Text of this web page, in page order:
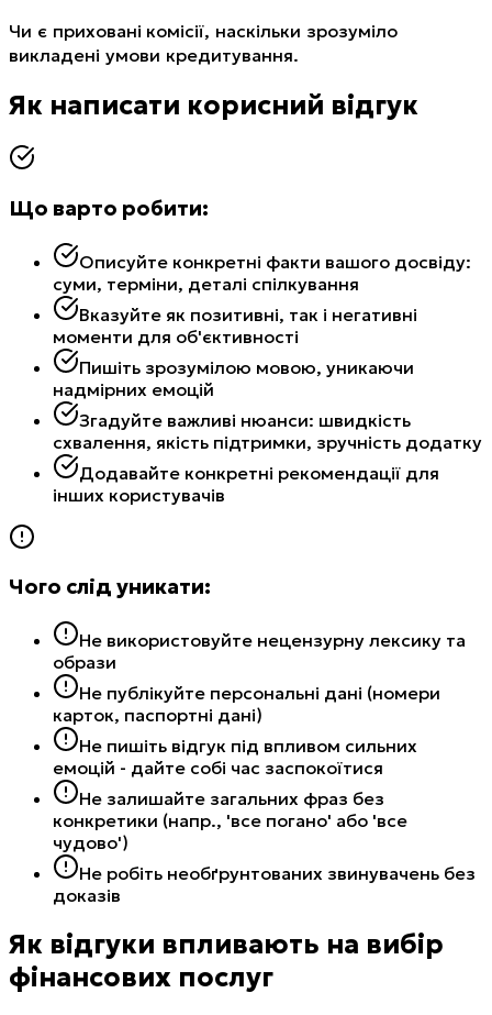
Чи є приховані комісії, наскільки зрозуміло
викладені умови кредитування.
Як написати корисний відгук
Що варто робити:
Описуйте конкретні факти вашого досвіду:
суми, терміни, деталі спілкування
Вказуйте як позитивні, так і негативні
моменти для об'єктивності
Пишіть зрозумілою мовою, уникаючи
надмірних емоцій
Згадуйте важливі нюанси: швидкість
схвалення, якість підтримки, зручність додатку
Додавайте конкретні рекомендації для
інших користувачів
Чого слід уникати:
Не використовуйте нецензурну лексику та
образи
Не публікуйте персональні дані (номери
карток, паспортні дані)
Не пишіть відгук під впливом сильних
емоцій - дайте собі час заспокоїтися
Не залишайте загальних фраз без
конкретики (напр., 'все погано' або 'все
чудово')
Не робіть необґрунтованих звинувачень без
доказів
Як відгуки впливають на вибір
фінансових послуг